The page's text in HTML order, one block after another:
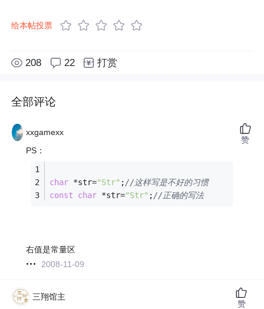
给本帖投票
208 22 打赏
全部评论
xxgamexx
PS：
char *str="Str" ;//这样写是不好的习惯
const
char *str="Str" ;//正确的写法
右值是常量区
2008-11-09
赞
三翔馆主
赞